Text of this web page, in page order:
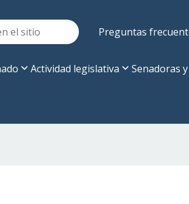
Preguntas
Actividad legislativa Senadoras